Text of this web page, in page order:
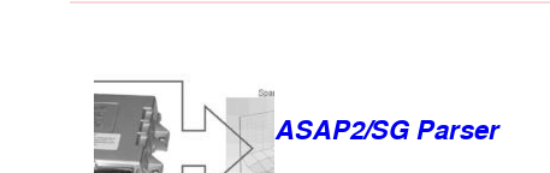
ASAP2/SG Parser